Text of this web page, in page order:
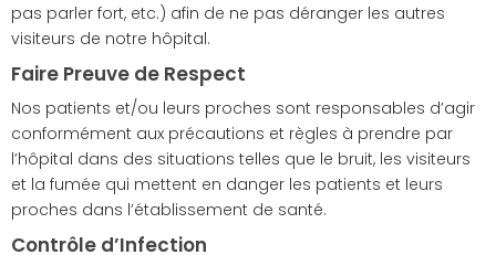
pas parler fort, etc.) afin de ne pas déranger les autres
visiteurs de notre hôpital.
Faire Preuve de Respect
Nos patients et/ou leurs proches sont responsables d’agir
conformément aux précautions et règles à prendre par
l’hôpital dans des situations telles que le bruit, les visiteurs
et la fumée qui mettent en danger les patients et leurs
proches dans l’établissement de santé.
Contrôle d’Infection